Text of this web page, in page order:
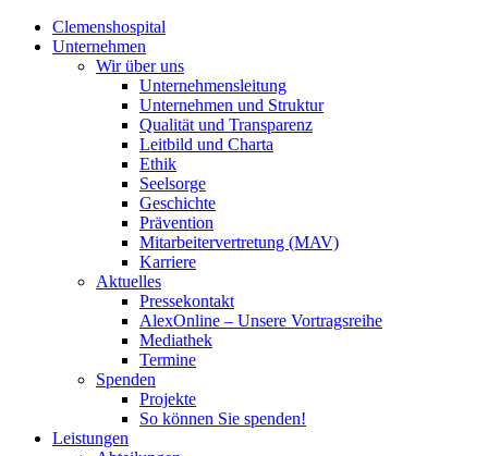
Clemenshospital
Unternehmen
Wir über uns
Unternehmensleitung
Unternehmen und Struktur
Qualität und Transparenz
Leitbild und Charta
Ethik
Seelsorge
Geschichte
Prävention
Mitarbeitervertretung (MAV)
Karriere
Aktuelles
Pressekontakt
AlexOnline – Unsere Vortragsreihe
Mediathek
Termine
Spenden
Projekte
So können Sie spenden!
Leistungen